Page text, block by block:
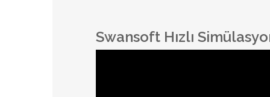
Swansoft Hızlı